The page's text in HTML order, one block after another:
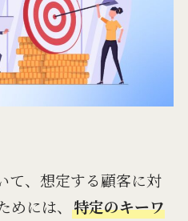
て、想定する顧客に対
には、 特定のキーワ